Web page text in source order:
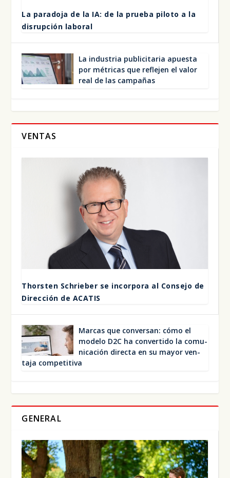
La para­do­ja de la IA: de la prue­ba pilo­to a la
dis­rup­ción labo­ral
La indus­tria publi­ci­ta­ria apues­ta
por métri­cas que refle­jen el valor
real de las cam­pa­ñas
VENTAS
Thors­ten Schrie­ber se incor­po­ra al Con­se­jo de
Direc­ción de ACA­TIS
Mar­cas que con­ver­san: cómo el
mode­lo D2C ha con­ver­ti­do la comu­
ni­ca­ción direc­ta en su mayor ven­
ta­ja com­pe­ti­ti­va
GENERAL